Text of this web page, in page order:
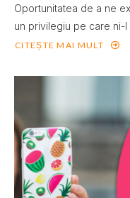
Oportunitatea de a ne
un privilegiu pe care ni-
CITEȘTE MAI MULT